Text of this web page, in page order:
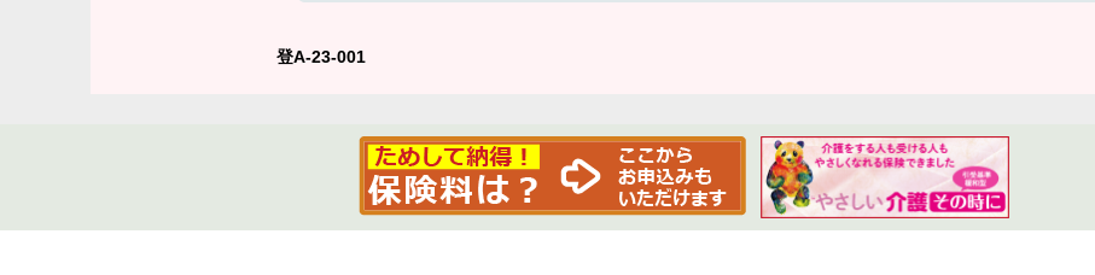
登A-23-001